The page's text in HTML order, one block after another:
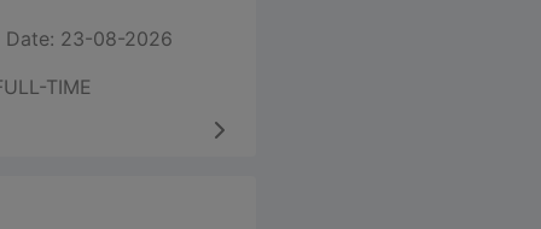
Date: 23-08-2026
TIME